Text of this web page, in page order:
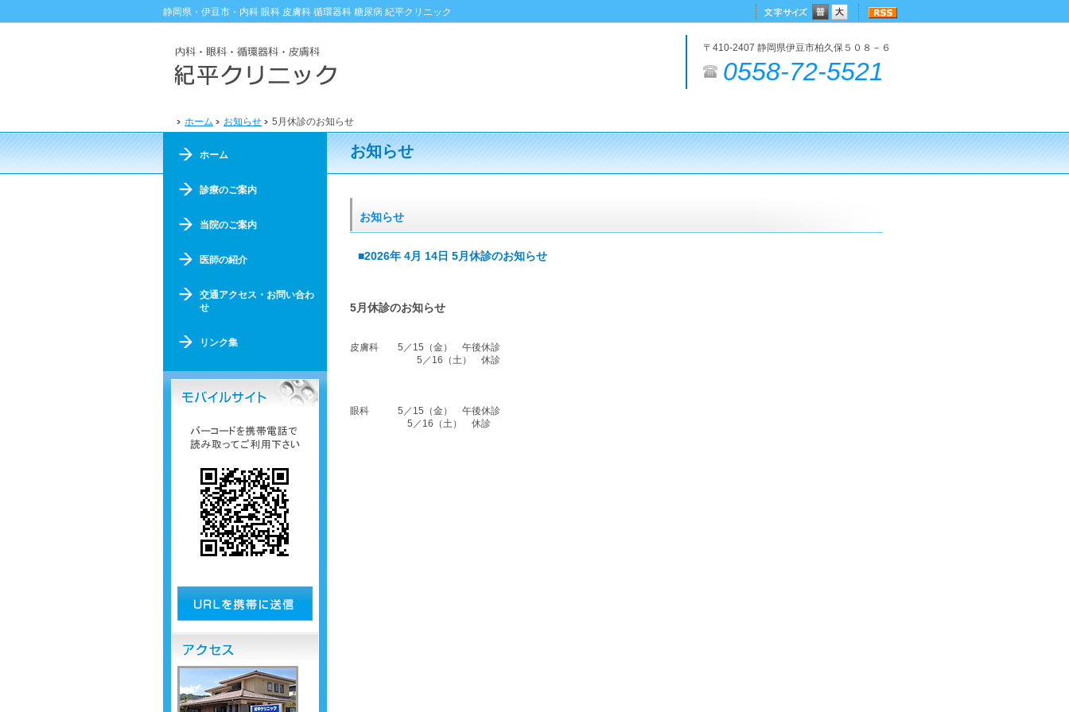
静岡県・伊豆市・内科 眼科 皮膚科 循環器科 糖尿病 紀平クリニック
〒410-2407 静岡県伊豆市柏久保５０８－６
0558-72-5521
ホーム お知らせ 5月休診のお知らせ
お知らせ
お知らせ
■2026年 4月 14日 5月休診のお知らせ
5月休診のお知らせ
皮膚科 5／15（金） 午後休診
5／16（土） 休診
眼科 5／15（金） 午後休診
5／16（土） 休診
ホーム
診療のご案内
当院のご案内
医師の紹介
交通アクセス・お問い合わ
せ
リンク集